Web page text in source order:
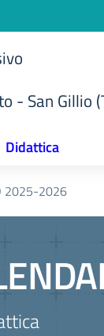
- San Gillio
Didattica
2025-2026